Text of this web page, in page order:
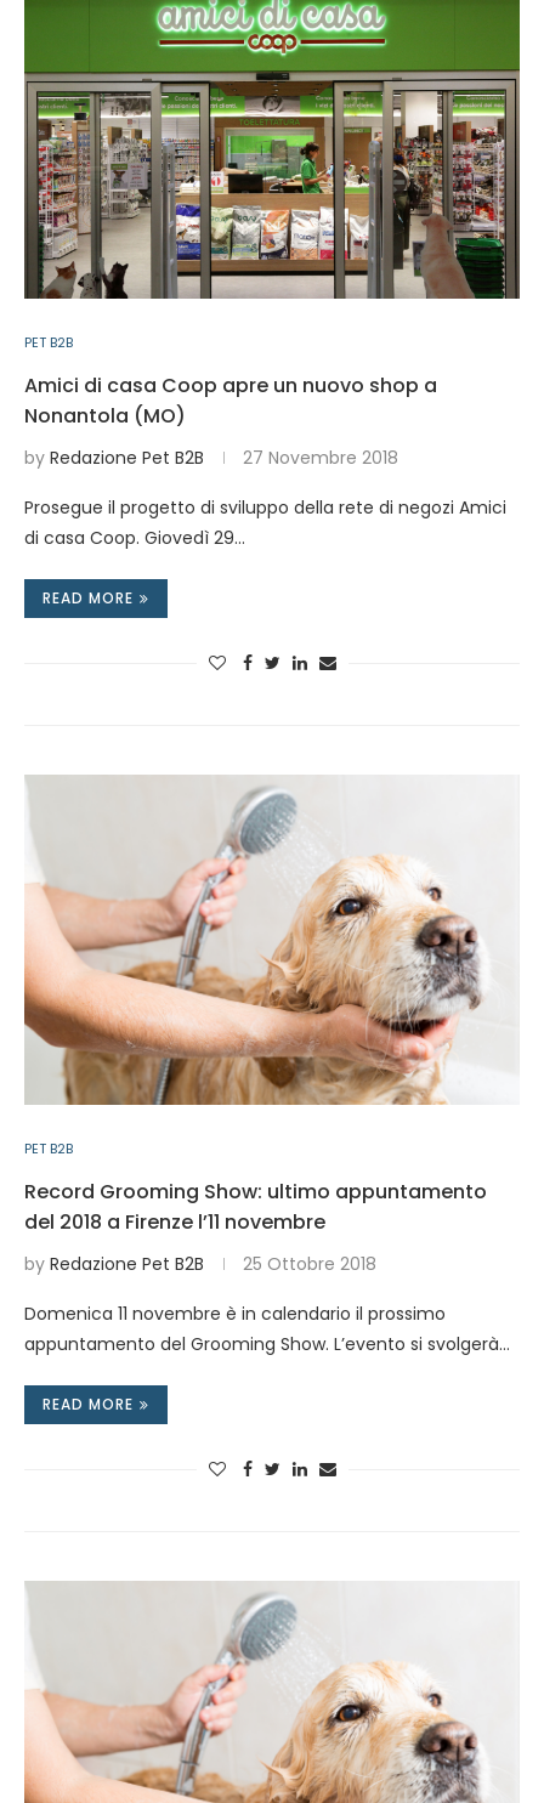
PET B2B
Amici di casa Coop apre un nuovo shop a
Nonantola (MO)
by Redazione Pet B2B 27 Novembre 2018
Prosegue il progetto di sviluppo della rete di negozi Amici
di casa Coop. Giovedì 29…
READ MORE
PET B2B
Record Grooming Show: ultimo appuntamento
del 2018 a Firenze l’11 novembre
by Redazione Pet B2B 25 Ottobre 2018
Domenica 11 novembre è in calendario il prossimo
appuntamento del Grooming Show. L’evento si svolgerà…
READ MORE